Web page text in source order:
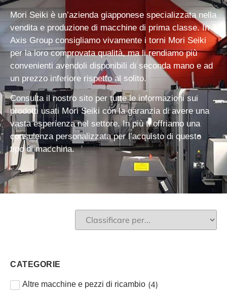
Mori Seiki è un’azienda giapponese specializzata nella
vendita e produzione di macchine di prima classe. In 3
Axis Group consigliamo vivamente i torni Mori Seiki
per la loro comprovata qualità, ma li rendiamo più
convenienti avendoli disponibili di seconda mano e ad
un prezzo inferiore rispetto al solito.
Consulta il nostro sito per tutte leinformazioni sui
prodotti usati Mori Seiki con la garanzia di avere una
vasta esperienza nel settore. In più ti offriamo una
consulenza personalizzataper l’acquisto di questo
tipo di macchina.
CATEGORIE
Altre macchine e pezzi di ricambio (4)